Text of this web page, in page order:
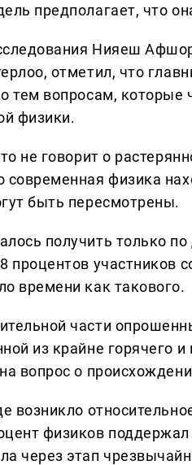
предполагает, что
Нияеш
отметил, что
тем вопросам,
физики.
не говорит о
физика
быть пересмотрены.
получить только
процентов участников
времени как такового.
части
из крайне горячего
вопрос о
возникло
физиков
через этап